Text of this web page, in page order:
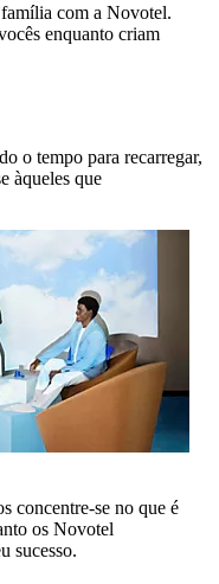
com a Novotel.
enquanto criam
o tempo para recarregar,
àqueles que
concentre-se no que é
os Novotel
sucesso.